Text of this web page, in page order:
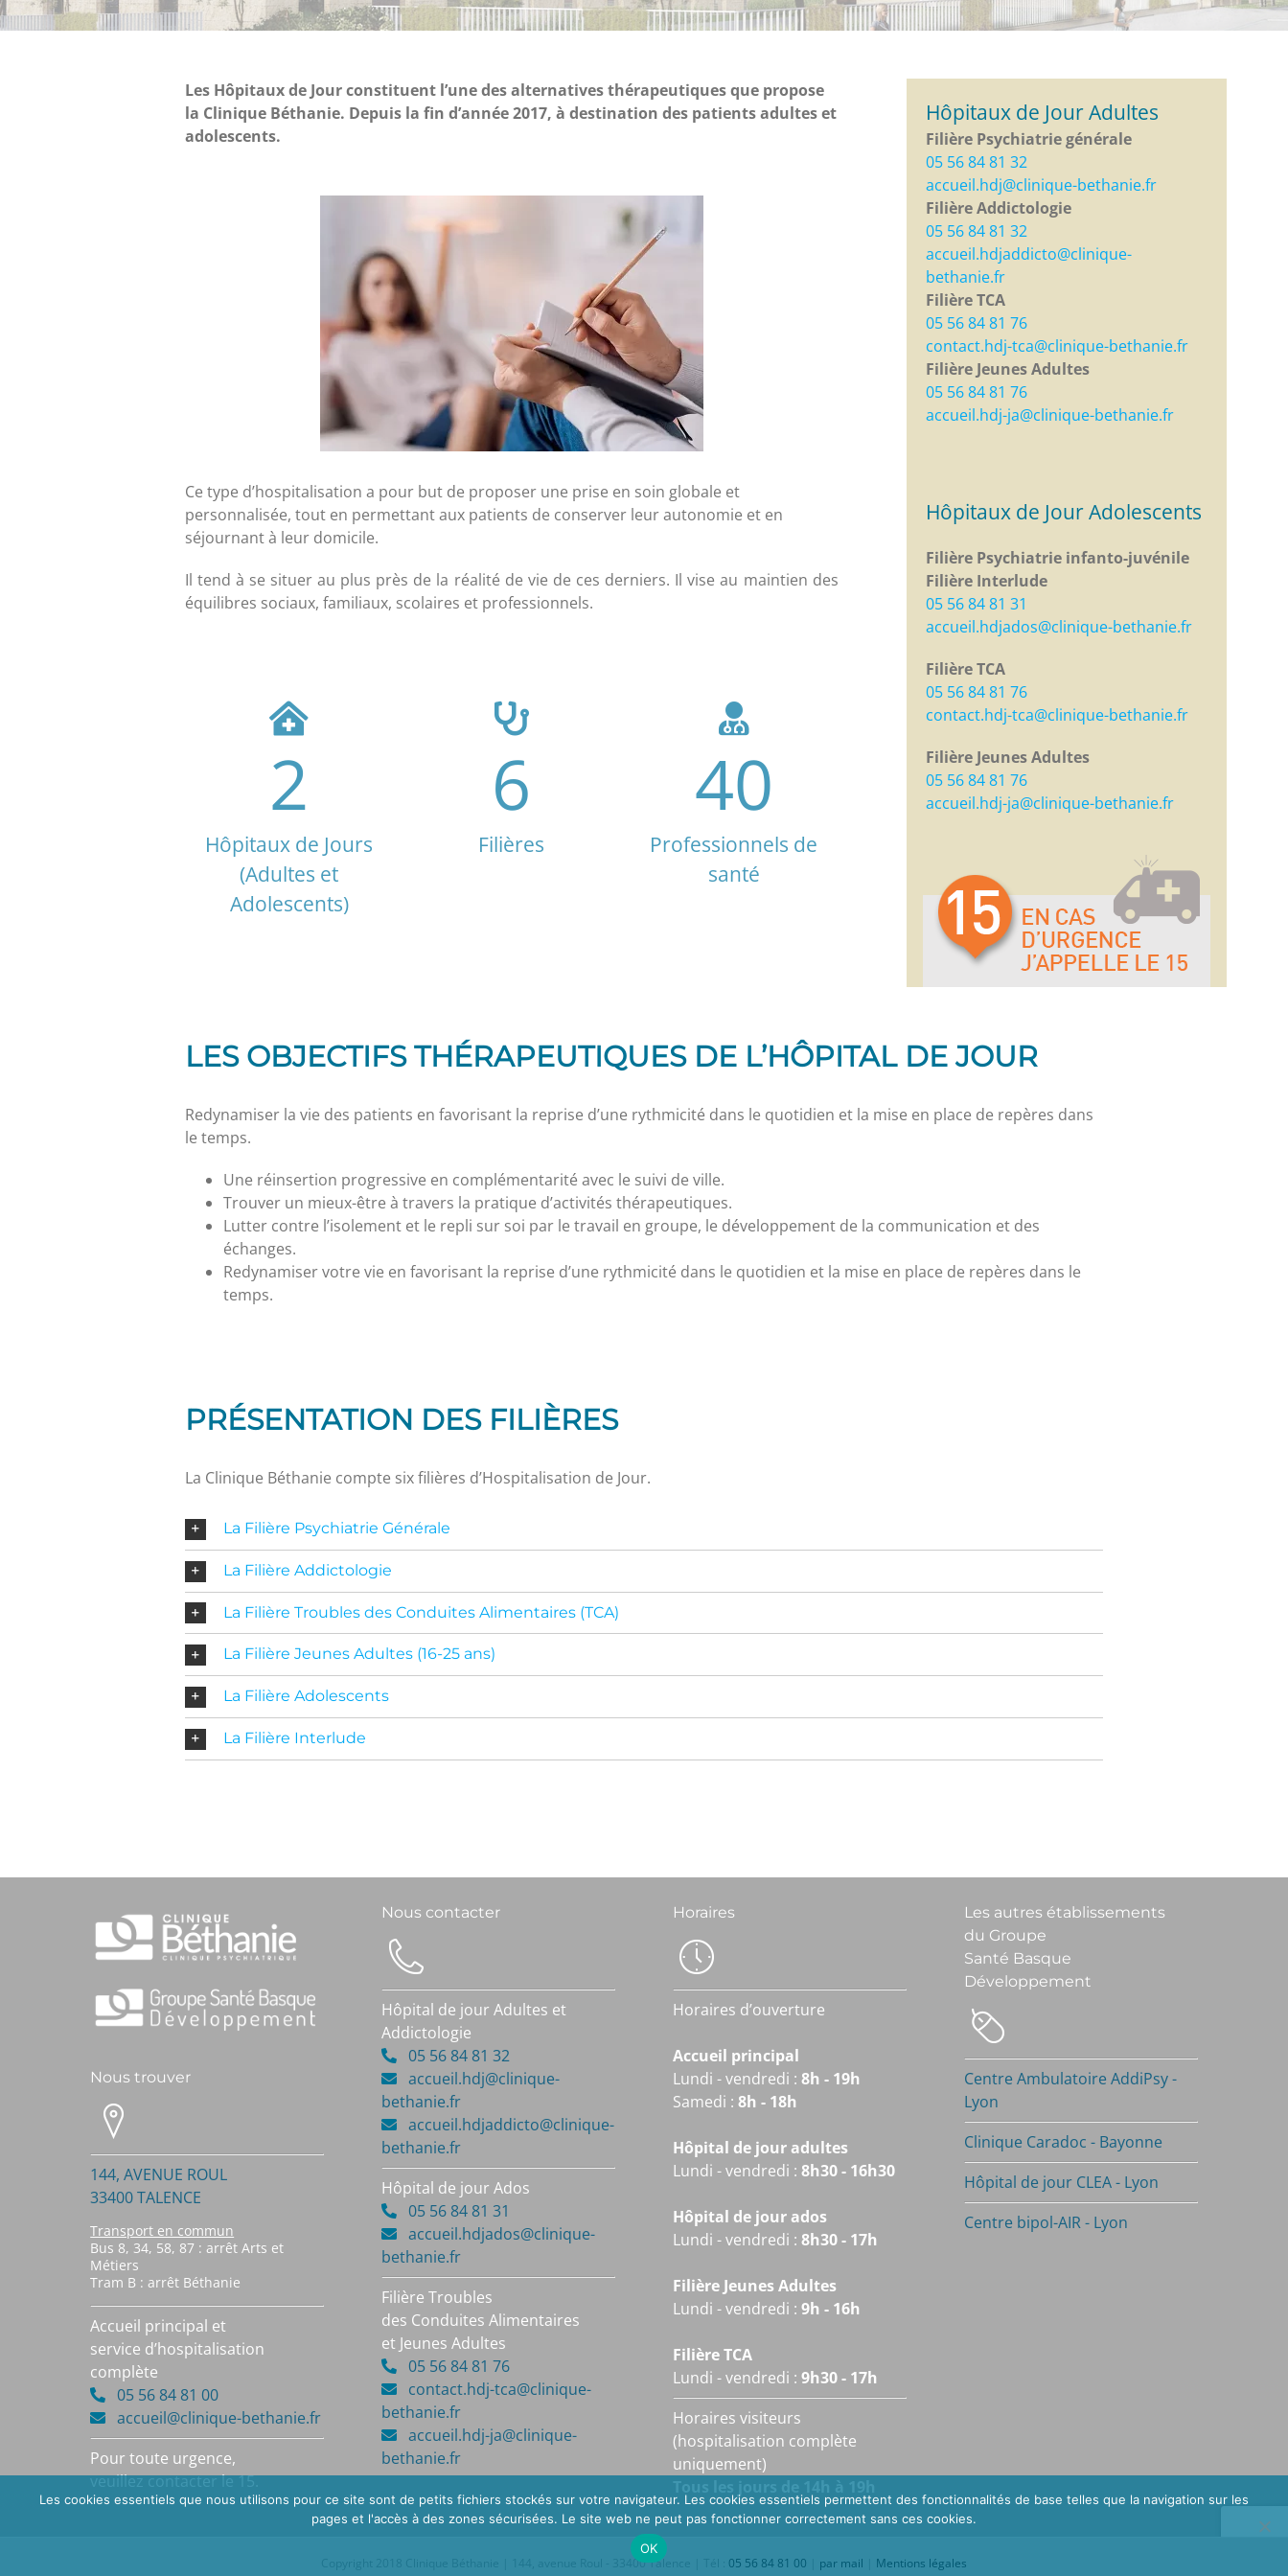
Les Hôpitaux de Jour constituent l’une des alternatives thérapeutiques que propose
la Clinique Béthanie. Depuis la fin d’année 2017, à destination des patients adultes et
adolescents.
Ce type d’hospitalisation a pour but de proposer une prise en soin globale et
personnalisée, tout en permettant aux patients de conserver leur autonomie et en
séjournant à leur domicile.
Il tend à se situer au plus près de la réalité de vie de ces derniers. Il vise au maintien des
équilibres sociaux, familiaux, scolaires et professionnels.
2
Hôpitaux de Jours
(Adultes et
Adolescents)
6
Filières
40
Professionnels de
santé
Hôpitaux de Jour Adultes
Filière Psychiatrie générale
05 56 84 81 32
accueil.hdj@clinique-bethanie.fr
Filière Addictologie
05 56 84 81 32
accueil.hdjaddicto@clinique-
bethanie.fr
Filière TCA
05 56 84 81 76
contact.hdj-tca@clinique-bethanie.fr
Filière Jeunes Adultes
05 56 84 81 76
accueil.hdj-ja@clinique-bethanie.fr
Hôpitaux de Jour Adolescents
Filière Psychiatrie infanto-juvénile
Filière Interlude
05 56 84 81 31
accueil.hdjados@clinique-bethanie.fr
Filière TCA
05 56 84 81 76
contact.hdj-tca@clinique-bethanie.fr
Filière Jeunes Adultes
05 56 84 81 76
accueil.hdj-ja@clinique-bethanie.fr
LES OBJECTIFS THÉRAPEUTIQUES DE L’HÔPITAL DE JOUR
Redynamiser la vie des patients en favorisant la reprise d’une rythmicité dans le quotidien et la mise en place de repères dans
le temps.
Une réinsertion progressive en complémentarité avec le suivi de ville.
Trouver un mieux-être à travers la pratique d’activités thérapeutiques.
Lutter contre l’isolement et le repli sur soi par le travail en groupe, le développement de la communication et des
échanges.
Redynamiser votre vie en favorisant la reprise d’une rythmicité dans le quotidien et la mise en place de repères dans le
temps.
PRÉSENTATION DES FILIÈRES
La Clinique Béthanie compte six filières d’Hospitalisation de Jour.
La Filière Psychiatrie Générale
La Filière Addictologie
La Filière Troubles des Conduites Alimentaires (TCA)
La Filière Jeunes Adultes (16-25 ans)
La Filière Adolescents
La Filière Interlude
Nous trouver
144, AVENUE ROUL
33400 TALENCE
Transport en commun
Bus 8, 34, 58, 87 : arrêt Arts et
Métiers
Tram B : arrêt Béthanie
Accueil principal et
service d’hospitalisation
complète
05 56 84 81 00
accueil@clinique-bethanie.fr
Pour toute urgence,
veuillez contacter le 15.
Nous contacter
Hôpital de jour Adultes et
Addictologie
05 56 84 81 32
accueil.hdj@clinique-
bethanie.fr
accueil.hdjaddicto@clinique-
bethanie.fr
Hôpital de jour Ados
05 56 84 81 31
accueil.hdjados@clinique-
bethanie.fr
Filière Troubles
des Conduites Alimentaires
et Jeunes Adultes
05 56 84 81 76
contact.hdj-tca@clinique-
bethanie.fr
accueil.hdj-ja@clinique-
bethanie.fr
Horaires
Horaires d’ouverture
Accueil principal
Lundi - vendredi : 8h - 19h
Samedi : 8h - 18h
Hôpital de jour adultes
Lundi - vendredi : 8h30 - 16h30
Hôpital de jour ados
Lundi - vendredi : 8h30 - 17h
Filière Jeunes Adultes
Lundi - vendredi : 9h - 16h
Filière TCA
Lundi - vendredi : 9h30 - 17h
Horaires visiteurs
(hospitalisation complète
uniquement)
Les autres établissements
du Groupe
Santé Basque
Développement
Centre Ambulatoire AddiPsy -
Lyon
Clinique Caradoc - Bayonne
Hôpital de jour CLEA - Lyon
Centre bipol-AIR - Lyon
Copyright 2018 Clinique Béthanie | 144, avenue Roul - 33400 Talence | Tél : 05 56 84 81 00 par mail Mentions légales
Les cookies essentiels que nous utilisons pour ce site sont de petits fichiers stockés sur votre navigateur. Les cookies essentiels permettent des fonctionnalités de base telles que la navigation sur les
pages et l'accès à des zones sécurisées. Le site web ne peut pas fonctionner correctement sans ces cookies.
OK